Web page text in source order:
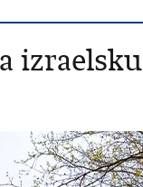
izraelsku